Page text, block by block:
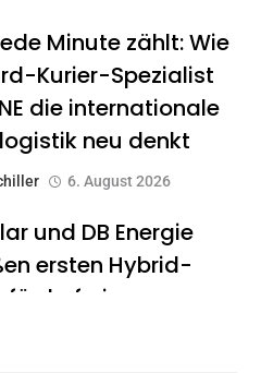
Minute zählt: Wie
Kurier-Spezialist
die internationale
neu denkt
6. August 2026
und DB Energie
ersten Hybrid-
förderfreie